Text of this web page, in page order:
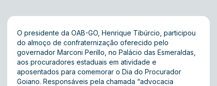
O presidente da OAB-GO, Henrique Tibúrcio, participou
do almoço de confraternização oferecido pelo
governador Marconi Perillo, no Palácio das Esmeraldas,
aos procuradores estaduais em atividade e
aposentados para comemorar o Dia do Procurador
Goiano. Responsáveis pela chamada “advocacia